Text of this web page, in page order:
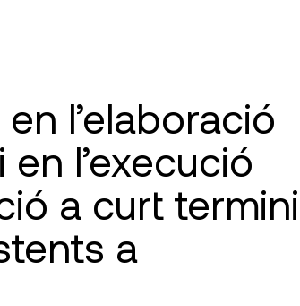
l’elaboració
l’execució
a curt termini
a